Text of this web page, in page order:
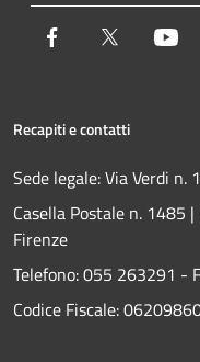
Facebook Twitter
Recapiti e contatti
Sede legale: Via Verdi n.
Casella Postale n. 1485
Firenze
Telefono:055 263291 -
Codice Fiscale: